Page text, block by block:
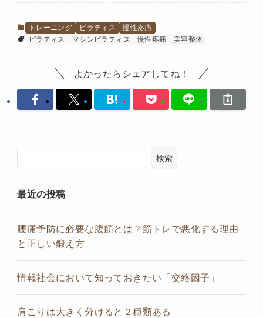
トレーニング ピラティス
慢性疼痛
ピラティス
マシンピラティス 慢性疼痛 美容整体
よかったらシェアしてね！
検索
最近の投稿
腰痛予防に必要な腹筋とは？筋トレで悪化する理由
と正しい鍛え方
情報社会において知っておきたい「交絡因子」
肩こりは大きく分けると２種類ある